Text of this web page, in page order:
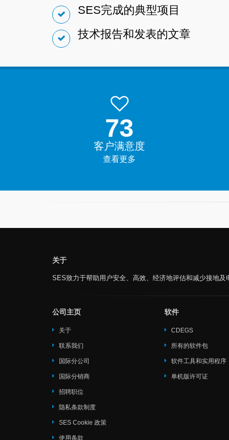
SES完成的典型项目
技术报告和发表的文章
99.9%
客户满意度
查看更多
关于
SES致力于帮助用户安全、高效、经济地评估和减少接地及
公司主页
关于
联系我们
国际分公司
国际分销商
招聘职位
隐私条款制度
SES Cookie 政策
使用条款
软件
CDEGS
所有的软件包
软件工具和实用程序
单机版许可证